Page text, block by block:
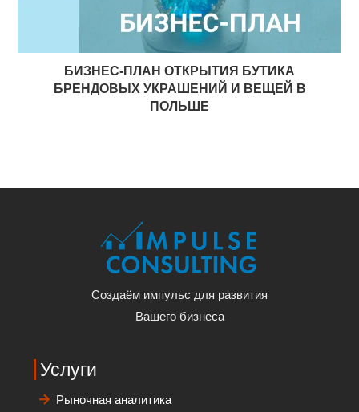
БИЗНЕС-ПЛАН ОТКРЫТИЯ БУТИКА
БРЕНДОВЫХ УКРАШЕНИЙ И ВЕЩЕЙ В
ПОЛЬШЕ
Создаём импульс для развития
Вашего бизнеса
Услуги
Рыночная аналитика